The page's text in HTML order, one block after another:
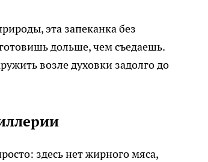
эта запеканка без
дольше, чем съедаешь.
возле духовки задолго до
здесь нет жирного мяса,